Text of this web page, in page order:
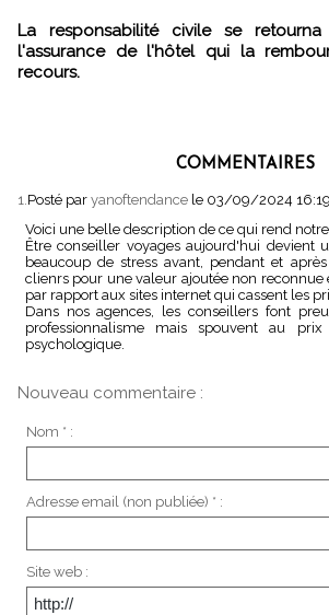
La responsabilité civile se
l'assurance de l'hôtel qui la
recours.
COMMENTAIRES
1. Posté par yanoftendance le 03/09/2024 16:19
Voici une belle description de ce qui rend
Être conseiller voyages aujourd'hui devient
beaucoup de stress avant, pendant et
clienrs pour une valeur ajoutée non reconnue
par rapport aux sites internet qui cassent les
Dans nos agences, les conseillers font
professionnalisme mais spouvent au
psychologique.
Nouveau commentaire :
Nom * :
Adresse email (non publiée) * :
Site web :